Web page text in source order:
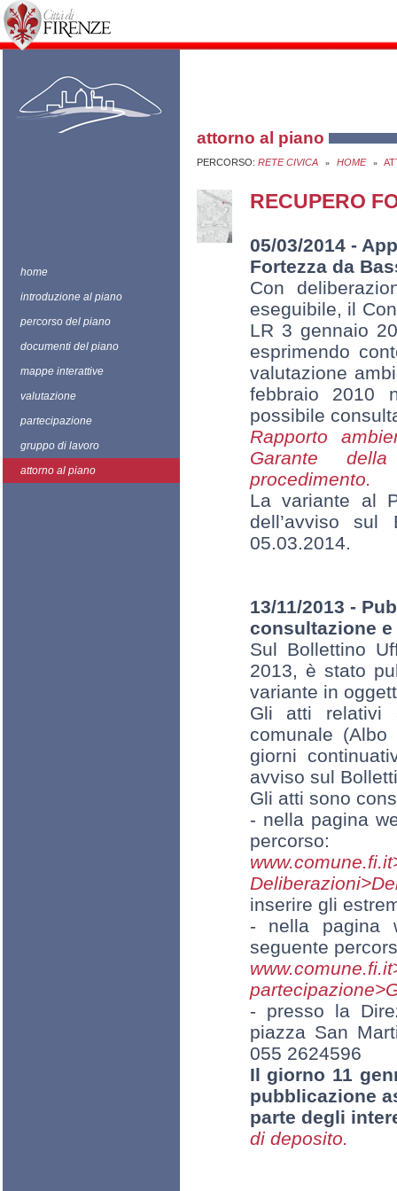
home
introduzione al piano
percorso del piano
documenti del piano
mappe interattive
valutazione
partecipazione
gruppo di lavoro
attorno al piano
attorno al piano
PERCORSO: RETE CIVICA » HOME »
RECUPERO
05/03/2014 -
Fortezza da
Con
eseguibile, il
LR 3 gennaio
esprimendo
valutazione
febbraio 2010
possibile
Rapporto
Garante della
procedimento.
La variante al
dell’avviso
05.03.2014.
13/11/2013 -
consultazione
Sul Bollettino
2013, è stato
variante in
Gli atti relativi
comunale
giorni
avviso sul
Gli atti sono
- nella pagina
percorso:
inserire gli
- nella pagina
seguente
- presso la
piazza San
055 2624596
Il giorno 11
pubblicazione
parte degli
di deposito.